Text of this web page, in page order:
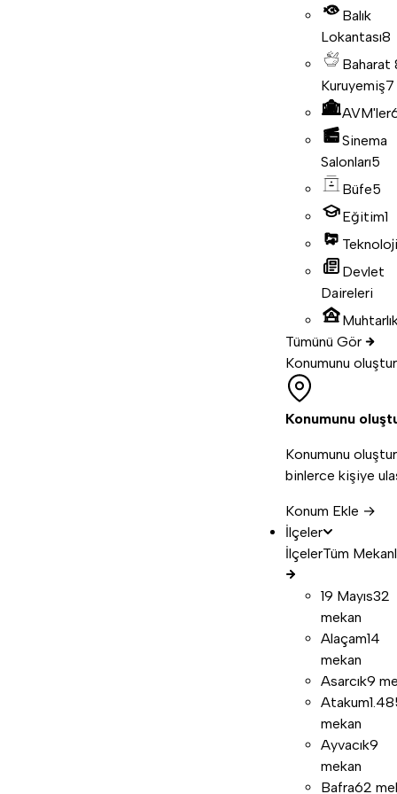
Balık
Lokantası8
Baharat
Kuruyemiş7
AVM'ler
Sinema
Salonları5
Büfe5
Eğitim1
Teknoloji
Devlet
Daireleri
Tümünü Gör
Konumunu oluştur
Konumunu
Konumunu
binlerce kişiye
Konum Ekle →
İlçeler
İlçelerTüm
19 Mayıs32
mekan
Alaçam14
mekan
Asarcık9
Atakum
mekan
Ayvacık9
mekan
Bafra62